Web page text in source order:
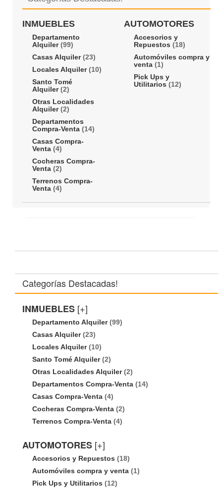
INMUEBLES
Departamento
Alquiler(99)
Casas Alquiler(23)
Locales Alquiler(10)
Santo Tomé
Alquiler(2)
Otras Localidades
Alquiler(2)
Departamentos
Compra-Venta (14)
Casas Compra-
Venta (4)
Cocheras Compra-
Venta (2)
Terrenos Compra-
Venta (4)
AUTOMOTORES
Accesorios y
Repuestos (18)
Automóviles compra y
venta (1)
Pick Ups y
Utilitarios (12)
Categorías Destacadas!
INMUEBLES [+]
Departamento Alquiler(99)
Casas Alquiler(23)
Locales Alquiler(10)
Santo Tomé Alquiler(2)
Otras Localidades Alquiler(2)
Departamentos Compra-Venta (14)
Casas Compra-Venta (4)
Cocheras Compra-Venta (2)
Terrenos Compra-Venta (4)
AUTOMOTORES [+]
Accesorios y Repuestos (18)
Automóviles compra y venta (1)
Pick Ups y Utilitarios (12)